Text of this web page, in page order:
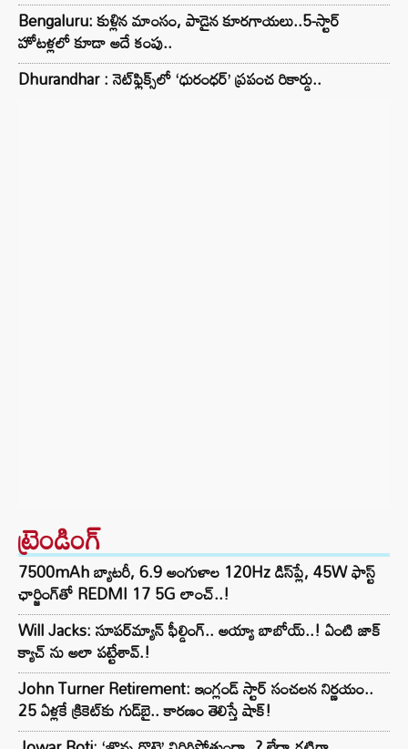
Bengaluru: కుళ్లిన మాంసం, పాడైన కూరగాయలు..5-స్టార్
హోటళ్లలో కూడా అదే కంపు..
Dhurandhar : నెట్‌ఫ్లిక్స్‌లో ‘ధురంధర్’ ప్రపంచ రికార్డు..
ట్రెండింగ్‌
7500mAh బ్యాటరీ, 6.9 అంగుళాల 120Hz డిస్‌ప్లే, 45W ఫాస్ట్
ఛార్జింగ్‌తో REDMI 17 5G లాంచ్..!
Will Jacks: సూపర్‌మ్యాన్ ఫీల్డింగ్.. అయ్యా బాబోయ్..! ఏంటి జాక్
క్యాచ్ ను అలా పట్టేశావ్.!
John Turner Retirement: ఇంగ్లండ్ స్టార్ సంచలన నిర్ణయం..
25 ఏళ్లకే క్రికెట్‌కు గుడ్‌బై.. కారణం తెలిస్తే షాక్!